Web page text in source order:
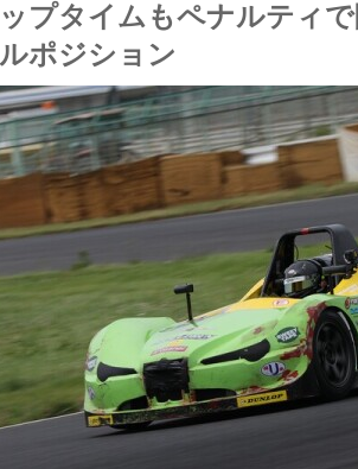
ップタイムもペナルティ
ルポジション